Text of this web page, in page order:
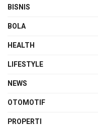
BISNIS
BOLA
HEALTH
LIFESTYLE
NEWS
OTOMOTIF
PROPERTI